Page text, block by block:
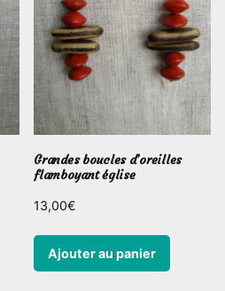
Grandes boucles d’oreilles
flamboyant église
13,00€
Ajouter au panier